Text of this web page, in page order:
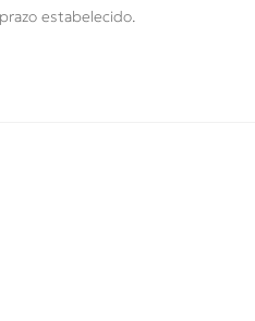
estabelecido.